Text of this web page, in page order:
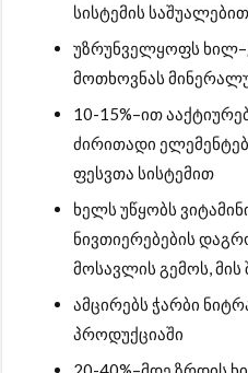
სისტემის საშუალებით
უზრუნველყოფს
მოთხოვნას
10-15%–ით
ძირითადი
ფესვთა სისტემით
ხელს უწყობს
ნივთიერებების
მოსავლის გემოს, მის
ამცირებს ჭარბი
პროდუქციაში